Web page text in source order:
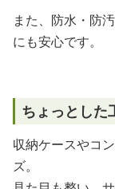
また、防水・防
にも安心です。
ちょっとした
収納ケースやコ
ズ。